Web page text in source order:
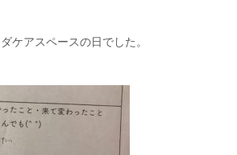
ケアスペースの日でした。